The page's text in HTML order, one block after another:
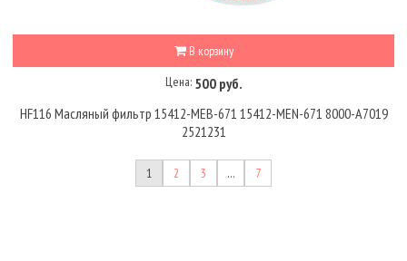
В корзину
Цена: 500 руб.
HF116 Масляный фильтр 15412-MEB-671 15412-MEN-671 8000-A7019
2521231
1 2 3 … 7